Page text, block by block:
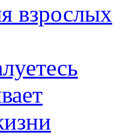
взрослых